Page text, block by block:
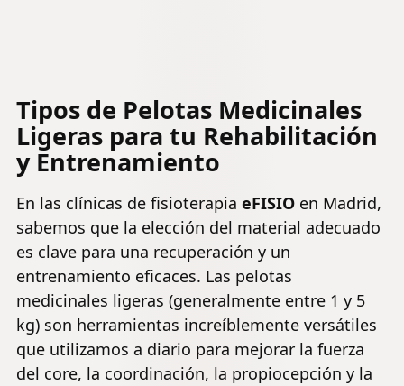
Tipos de Pelotas Medicinales
Ligeras para tu Rehabilitación
y Entrenamiento
En las clínicas de fisioterapia eFISIO en Madrid,
sabemos que la elección del material adecuado
es clave para una recuperación y un
entrenamiento eficaces. Las pelotas
medicinales ligeras (generalmente entre 1 y 5
kg) son herramientas increíblemente versátiles
que utilizamos a diario para mejorar la fuerza
del core, la coordinación, la propiocepción y la